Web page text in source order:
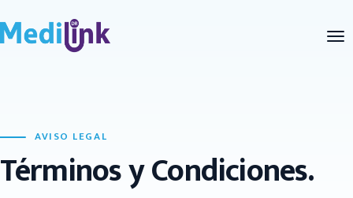
AVISO LEGAL
Términos y Condiciones.